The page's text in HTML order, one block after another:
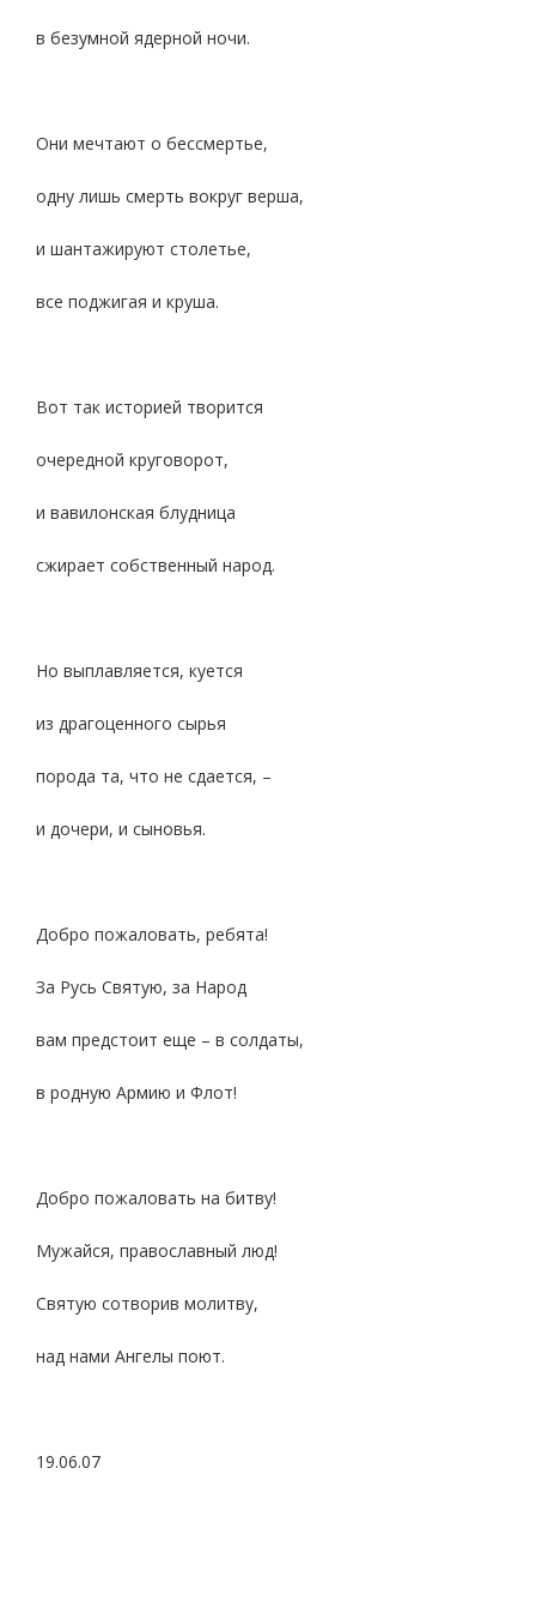
в безумной ядерной ночи.
Они мечтают о бессмертье,
одну лишь смерть вокруг верша,
и шантажируют столетье,
все поджигая и круша.
Вот так историей творится
очередной круговорот,
и вавилонская блудница
сжирает собственный народ.
Но выплавляется, куется
из драгоценного сырья
порода та, что не сдается, –
и дочери, и сыновья.
Добро пожаловать, ребята!
За Русь Святую, за Народ
вам предстоит еще – в солдаты,
в родную Армию и Флот!
Добро пожаловать на битву!
Мужайся, православный люд!
Святую сотворив молитву,
над нами Ангелы поют.
19.06.07